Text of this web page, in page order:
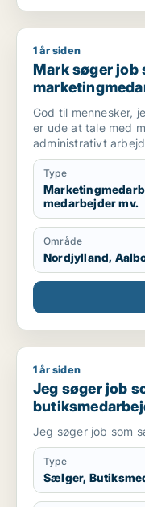
Mark søger job
1 år siden
Mark søger job
administrativ
God til mennesker,
er ude at tale med
administrativt
Type
medarbejder mv.
Område
Nordjylland,
Jeg søger job som
1 år siden
Jeg søger job
Jeg søger job som
Type
Sælger,